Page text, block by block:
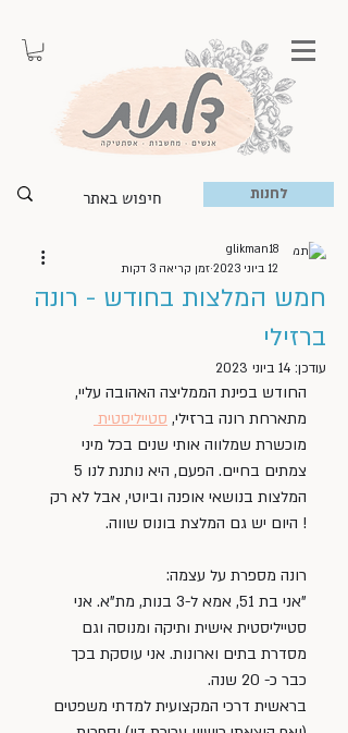
לחנות
חמש המלצות בחודש - רונה
ברזילי
glikman18
12 ביוני 2023
זמן קריאה 3 דקות
עודכן: 14 ביוני 2023
החודש בפינת הממליצה האהובה עליי,
מתארחת רונה ברזילי, סטייליסטית
מוכשרת שמלווה אותי שנים בכל מיני
המלצות בנושאי אופנה וביוטי, אבל לא רק
! היום יש גם המלצת בונוס שווה.
רונה מספרת על עצמה:
"אני בת 51, אמא ל-3 בנות, מת"א. אני
סטייליסטית אישית ותיקה ומנוסה וגם
מסדרת בתים וארונות. אני עוסקת בכך
כבר כ- 20 שנה.
בראשית דרכי המקצועית למדתי משפטים